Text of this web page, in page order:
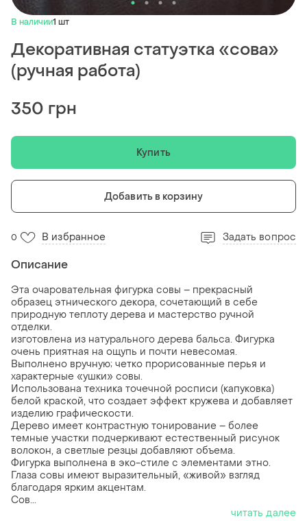
В наличии1 шт
Декоративная статуэтка «сова»
(ручная работа)
350 грн
Купить
Добавить в корзину
0 В избранное Задать вопрос
Описание
Эта очаровательная фигурка совы – прекрасный
образец этнического декора, сочетающий в себе
природную теплоту дерева и мастерство ручной
отделки.
изготовлена из натурального дерева бальса. Фигурка
очень приятная на ощупь и почти невесомая.
Выполнено вручную; четко прорисованные перья и
характерные «ушки» совы.
Использована техника точечной росписи (капуковка)
белой краской, что создает эффект кружева и добавляет
изделию графическости.
Дерево имеет контрастную тонирование – более
темные участки подчеркивают естественный рисунок
волокон, а светлые резцы добавляют объема.
Фигурка выполнена в эко-стиле с элементами этно.
Глаза совы имеют выразительный, «живой» взгляд
благодаря ярким акцентам.
Сов...
читать далее